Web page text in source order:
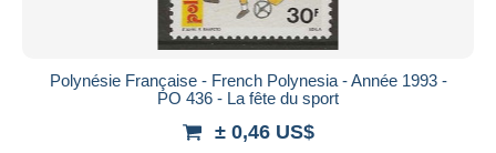
Polynésie Française - French Polynesia - Année 1993 -
PO 436 - La fête du sport
± 0,46 US$